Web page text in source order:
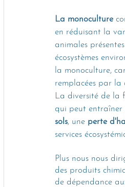
La monoculture
en réduisant la
animales
écosystèmes
la monoculture,
remplacées par la
La diversité de la
qui peut entraîner
sols, une perte
services
Plus nous nous
des produits
de dépendance